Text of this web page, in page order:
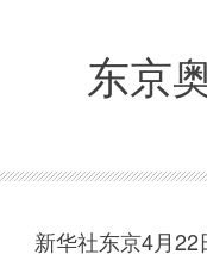
东京
新华社东京4月22日